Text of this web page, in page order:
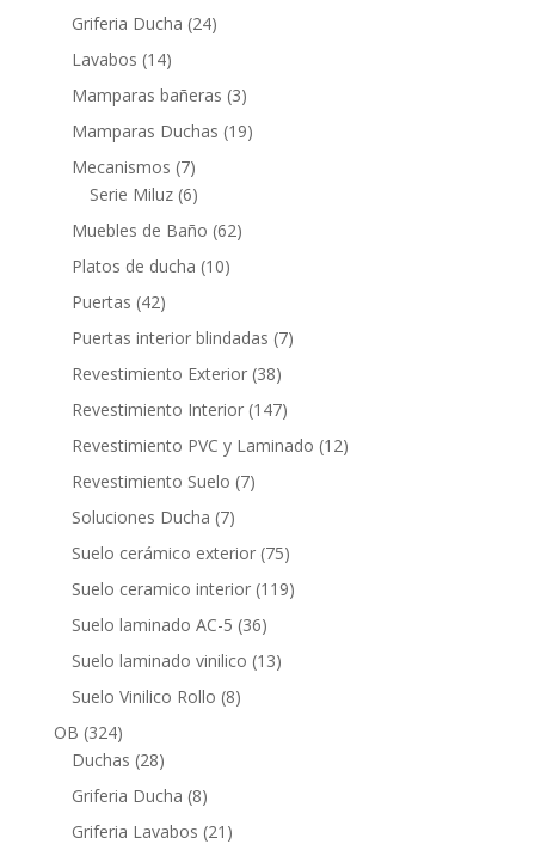
productos
Griferia Ducha 2424
Lavabos 1414
productos
Mamparas bañeras 33
productos
Mamparas Duchas 1919
Mecanismos 77
productos
Serie Miluz 66
productos
Muebles de Baño 6262
Platos de ducha 1010
Puertas 4242
productos
Puertas interior blindadas 77
Revestimiento Exterior 3838
productos
Revestimiento Interior 147147
productos
Revestimiento PVC y Laminado 1212
Revestimiento Suelo 77
Soluciones Ducha 77
productos
Suelo cerámico exterior 7575
productos
Suelo ceramico interior 119119
Suelo laminado AC-5 3636
productos
Suelo laminado vinilico 1313
Suelo Vinilico Rollo 88
OB 324324
productos
Duchas 2828
productos
Griferia Ducha 88
productos
Griferia Lavabos 21 21